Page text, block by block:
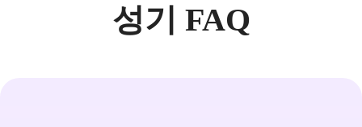
성기 FAQ